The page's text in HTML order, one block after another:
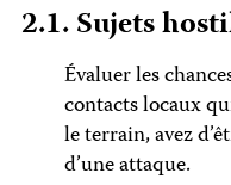
2.1. Sujets
Évaluer les
contacts locaux
le terrain, avez
d’une attaque.